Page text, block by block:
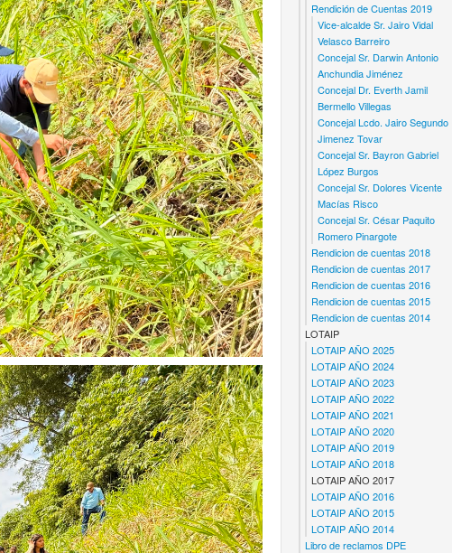
Rendición de Cuentas 2019
Vice-alcalde Sr. Jairo Vidal
Velasco Barreiro
Concejal Sr. Darwin Antonio
Anchundia Jiménez
Concejal Dr. Everth Jamil
Bermello Villegas
Concejal Lcdo. Jairo Segundo
Jimenez Tovar
Concejal Sr. Bayron Gabriel
López Burgos
Concejal Sr. Dolores Vicente
Macías Risco
Concejal Sr. César Paquito
Romero Pinargote
Rendicion de cuentas 2018
Rendicion de cuentas 2017
Rendicion de cuentas 2016
Rendicion de cuentas 2015
Rendicion de cuentas 2014
LOTAIP
LOTAIP AÑO 2025
LOTAIP AÑO 2024
LOTAIP AÑO 2023
LOTAIP AÑO 2022
LOTAIP AÑO 2021
LOTAIP AÑO 2020
LOTAIP AÑO 2019
LOTAIP AÑO 2018
LOTAIP AÑO 2017
LOTAIP AÑO 2016
LOTAIP AÑO 2015
LOTAIP AÑO 2014
Libro de reclamos DPE